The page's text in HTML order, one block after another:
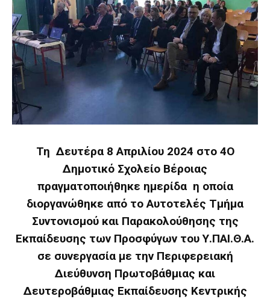
Τη Δευτέρα 8 Απριλίου 2024 στο 4Ο
Δημοτικό Σχολείο Βέροιας
πραγματοποιήθηκε ημερίδα η οποία
διοργανώθηκε από το Αυτοτελές Τμήμα
Συντονισμού και Παρακολούθησης της
Εκπαίδευσης των Προσφύγων του Υ.ΠΑΙ.Θ.Α.
σε συνεργασία με την Περιφερειακή
Διεύθυνση Πρωτοβάθμιας και
Δευτεροβάθμιας Εκπαίδευσης Κεντρικής